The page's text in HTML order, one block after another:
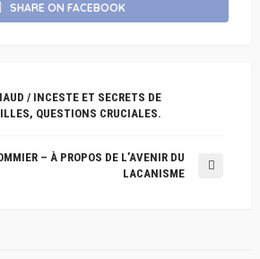
SHARE ON FACEBOOK
/ INCESTE ET SECRETS DE
QUESTIONS CRUCIALES.
– À PROPOS DE L’AVENIR DU
LACANISME